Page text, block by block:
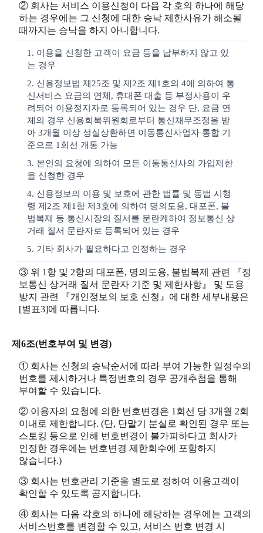
② 회사는 서비스 이용신청이 다음 각 호의 하나에 해당
하는 경우에는 그 신청에 대한 승낙 제한사유가 해소될
때까지는 승낙을 하지 아니합니다.
1. 이용을 신청한 고객이 요금 등을 납부하지 않고 있
는 경우
2. 신용정보법 제25조 및 제2조 제1호의 4에 의하여 통
신서비스 요금의 연체, 휴대폰 대출 등 부정사용이 우
려되어 이용정지자로 등록되어 있는 경우 단, 요금 연
체의 경우 신용회복위원회로부터 통신채무조정을 받
아 3개월 이상 성실상환하면 이동통신사업자 통합 기
준으로 1회선 개통 가능
3. 본인의 요청에 의하여 모든 이동통신사의 가입제한
을 신청한 경우
4. 신용정보의 이용 및 보호에 관한 법률 및 동법 시행
령 제2조 제1항 제3호에 의하여 명의도용, 대포폰, 불
법복제 등 통신시장의 질서를 문란케하여 정보통신 상
거래 질서 문란자로 등록되어 있는 경우
5. 기타 회사가 필요하다고 인정하는 경우
③ 위 1항 및 2항의 대포폰, 명의도용, 불법복제 관련 『정
보통신 상거래 질서 문란자 기준 및 제한사항』 및 도용
방지 관련 『개인정보의 보호 신청』에 대한 세부내용은
[별표3]에 따릅니다.
제6조(번호부여 및 변경)
① 회사는 신청의 승낙순서에 따라 부여 가능한 일정수의
번호를 제시하거나 특정번호의 경우 공개추첨을 통해
부여할 수 있습니다.
② 이용자의 요청에 의한 번호변경은 1회선 당 3개월 2회
이내로 제한합니다. (단, 단말기 분실로 확인된 경우 또는
스토킹 등으로 인해 번호변경이 불가피하다고 회사가
인정한 경우에는 번호변경 제한회수에 포함하지
않습니다.)
③ 회사는 번호관리 기준을 별도로 정하여 이용고객이
확인할 수 있도록 공지합니다.
④ 회사는 다음 각호의 하나에 해당하는 경우에는 고객의
서비스번호를 변경할 수 있고, 서비스 번호 변경 시